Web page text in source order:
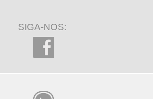
SIGA-NOS: